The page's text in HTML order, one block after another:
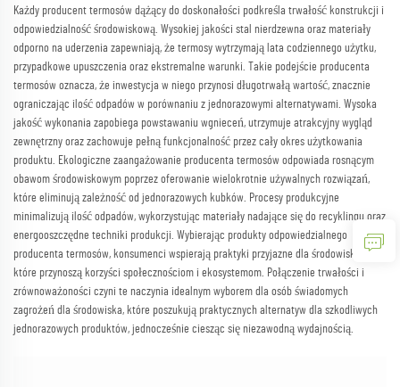
Każdy producent termosów dążący do doskonałości podkreśla trwałość konstrukcji i
odpowiedzialność środowiskową. Wysokiej jakości stal nierdzewna oraz materiały
odporno na uderzenia zapewniają, że termosy wytrzymają lata codziennego użytku,
przypadkowe upuszczenia oraz ekstremalne warunki. Takie podejście producenta
termosów oznacza, że inwestycja w niego przynosi długotrwałą wartość, znacznie
ograniczając ilość odpadów w porównaniu z jednorazowymi alternatywami. Wysoka
jakość wykonania zapobiega powstawaniu wgnieceń, utrzymuje atrakcyjny wygląd
zewnętrzny oraz zachowuje pełną funkcjonalność przez cały okres użytkowania
produktu. Ekologiczne zaangażowanie producenta termosów odpowiada rosnącym
obawom środowiskowym poprzez oferowanie wielokrotnie używalnych rozwiązań,
które eliminują zależność od jednorazowych kubków. Procesy produkcyjne
minimalizują ilość odpadów, wykorzystując materiały nadające się do recyklingu oraz
energooszczędne techniki produkcji. Wybierając produkty odpowiedzialnego
producenta termosów, konsumenci wspierają praktyki przyjazne dla środowiska,
które przynoszą korzyści społecznościom i ekosystemom. Połączenie trwałości i
zrównoważoności czyni te naczynia idealnym wyborem dla osób świadomych
zagrożeń dla środowiska, które poszukują praktycznych alternatyw dla szkodliwych
jednorazowych produktów, jednocześnie ciesząc się niezawodną wydajnością.